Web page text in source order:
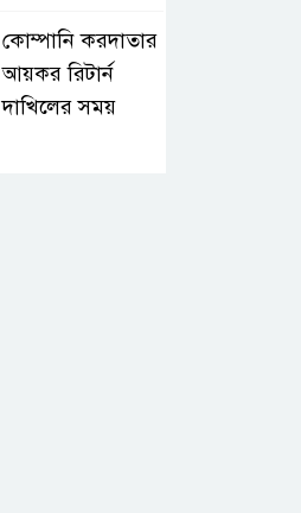
কোম্পানি করদাতার
আয়কর রিটার্ন
দাখিলের সময়